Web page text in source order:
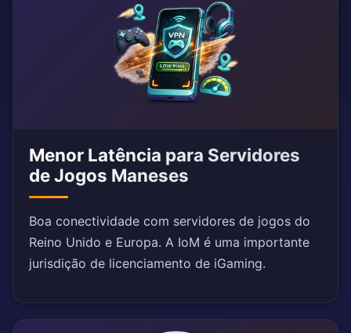
Menor Latência para Servidores
de Jogos Maneses
Boa conectividade com servidores de jogos do
Reino Unido e Europa. A IoM é uma importante
jurisdição de licenciamento de iGaming.